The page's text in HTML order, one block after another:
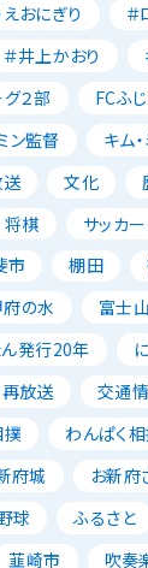
おにぎり ＃
＃井上かおり
２部 FCふ
ン監督 キム
文化
将棋 サッカー
市 棚田
府の水 富士
ん発行20年
再放送 交通
撲 わんぱく
府城 お新府
球 ふるさと
韮崎市 吹奏